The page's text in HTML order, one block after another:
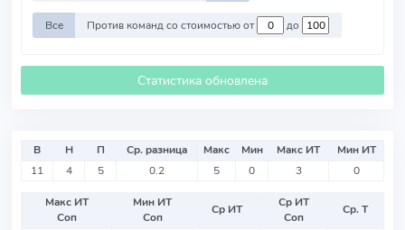
Все Против команд со стоимостью от до
Статистика обновлена
В Н П Ср. разница Макс Мин Макс ИТ
Мин ИТ
11
4 5 0.2 5 0 3 0
Макс ИТ
Соп
Мин ИТ
Соп
Ср ИТ
Ср ИТ
Соп
Ср. Т